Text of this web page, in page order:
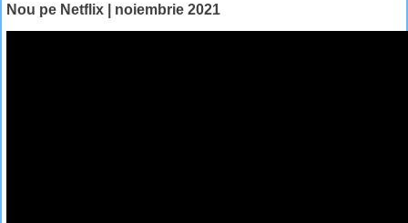
Nou pe Netflix | noiembrie 2021